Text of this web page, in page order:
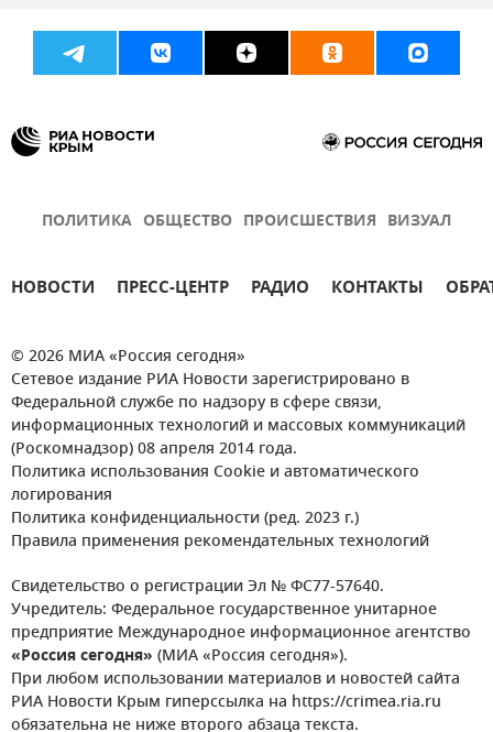
ПОЛИТИКА ОБЩЕСТВО ПРОИСШЕСТВИЯ ВИЗУАЛ
НОВОСТИ ПРЕСС-ЦЕНТР РАДИО КОНТАКТЫ
© 2026 МИА «Россия сегодня»
Сетевое издание РИА Новости зарегистрировано в
Федеральной службе по надзору в сфере связи,
информационных технологий и массовых коммуникаций
(Роскомнадзор) 08 апреля 2014 года.
Политика использования Cookie и автоматического
логирования
Политика конфиденциальности (ред. 2023 г.)
Правила применения рекомендательных технологий
Свидетельство о регистрации Эл № ФС77-57640.
Учредитель: Федеральное государственное унитарное
предприятие Международное информационное агентство
«Россия сегодня» (МИА «Россия сегодня»).
При любом использовании материалов и новостей сайта
РИА Новости Крым гиперссылка на https://crimea.ria.ru
обязательна не ниже второго абзаца текста.